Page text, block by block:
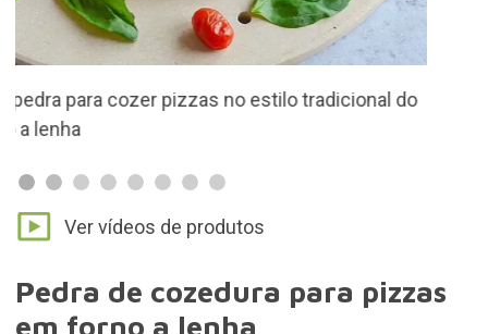
estaladiças ao estilo do forno a lenha.
39,90€
Entregas grátis para encomendas acima de
Produto descontinuado
30 dias para devoluções